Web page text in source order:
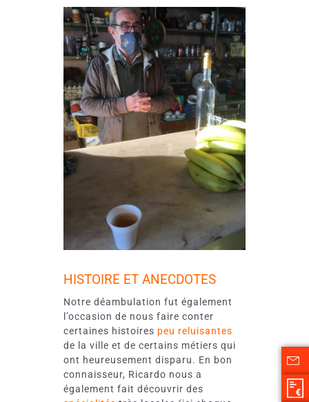
HISTOIRE ET ANECDOTES
Notre déambulation fut également
l’occasion de nous faire conter
certaines histoires peu reluisantes
de la ville et de certains métiers qui
ont heureusement disparu. En bon
connaisseur, Ricardo nous a
également fait découvrir des